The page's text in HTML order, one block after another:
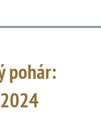
pohár: